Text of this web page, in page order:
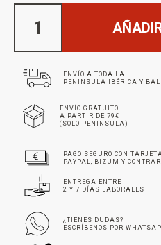
ENVÍO A TODA LA
PENINSULA IBÉRICA Y
ENVÍO GRATUITO
A PARTIR DE 79€
(SOLO PENINSULA)
PAGO SEGURO CON TARJETA
PAYPAL, BIZUM Y
ENTREGA ENTRE
2 Y 7 DÍAS LABORALES
¿TIENES DUDAS?
ESCRÍBENOS POR